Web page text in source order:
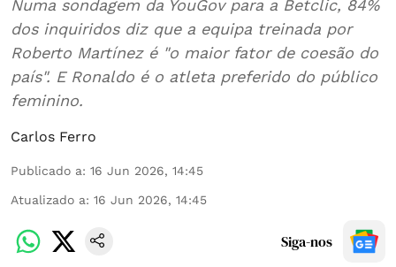
Numa sondagem da YouGov para a Betclic, 84%
dos inquiridos diz que a equipa treinada por
Roberto Martínez é "o maior fator de coesão do
país". E Ronaldo é o atleta preferido do público
feminino.
Carlos Ferro
Publicado a: 16 Jun 2026, 14:45
Atualizado a: 16 Jun 2026, 14:45
Siga-nos